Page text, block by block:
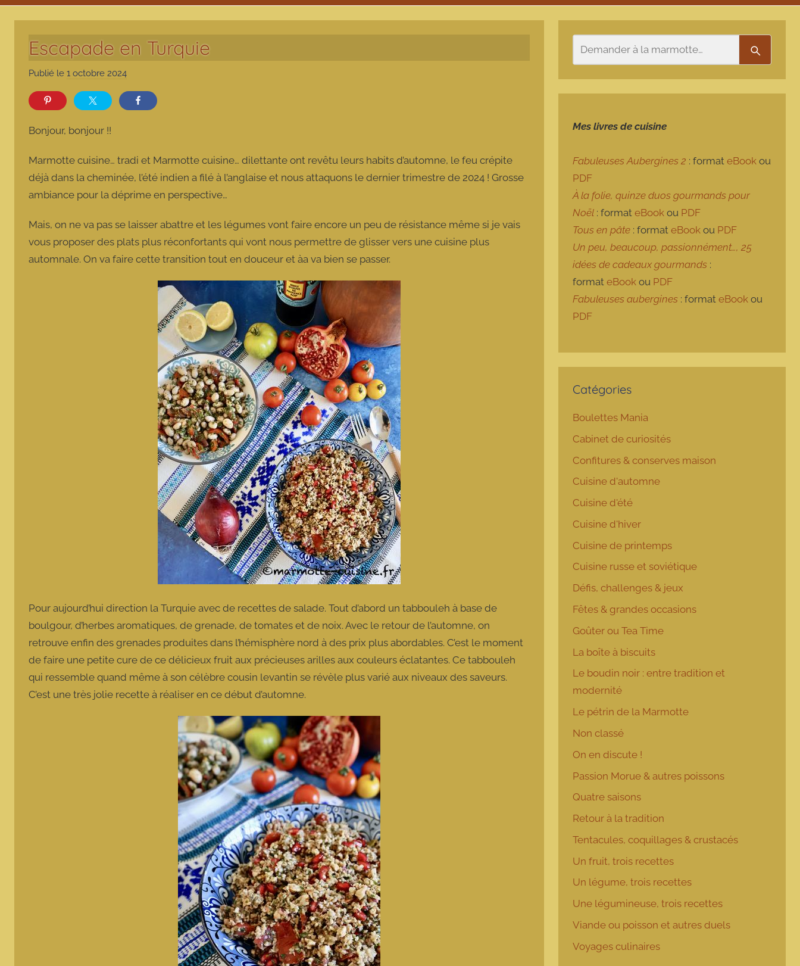
Escapade en Turquie
Publié le 1 octobre 2024
m
o
t
e
Bonjour, bonjour !!
Marmotte cuisine… tradi et Marmotte cuisine… dilettante ont revêtu leurs habits d’automne, le feu crépite
déjà dans la cheminée, l’été indien a filé à l’anglaise et nous attaquons le dernier trimestre de 2024 ! Grosse
ambiance pour la déprime en perspective…
Mais, on ne va pas se laisser abattre et les légumes vont faire encore un peu de résistance même si je vais
vous proposer des plats plus réconfortants qui vont nous permettre de glisser vers une cuisine plus
automnale. On va faire cette transition tout en douceur et àa va bien se passer.
Pour aujourd’hui direction la Turquie avec de recettes de salade. Tout d’abord un tabbouleh à base de
boulgour, d’herbes aromatiques, de grenade, de tomates et de noix. Avec le retour de l’automne, on
retrouve enfin des grenades produites dans l’hémisphère nord à des prix plus abordables. C’est le moment
de faire une petite cure de ce délicieux fruit aux précieuses arilles aux couleurs éclatantes. Ce tabbouleh
qui ressemble quand même à son célèbre cousin levantin se révèle plus varié aux niveaux des saveurs.
C’est une très jolie recette à réaliser en ce début d’automne.
Mes livres de cuisine
Fabuleuses Aubergines 2 : formateBook ou
PDF
À la folie, quinze duos gourmands pour
Noël : formateBook ou PDF
Tous en pâte : formateBook ou PDF
Un peu, beaucoup, passionnément…, 25
idées de cadeaux gourmands :
formateBook ou PDF
Fabuleuses aubergines : formateBook ou
PDF
Catégories
Boulettes Mania
Cabinet de curiosités
Confitures & conserves maison
Cuisine d'automne
Cuisine d'été
Cuisine d'hiver
Cuisine de printemps
Cuisine russe et soviétique
Défis, challenges & jeux
Fêtes & grandes occasions
Goûter ou Tea Time
La boîte à biscuits
Le boudin noir : entre tradition et
modernité
Le pétrin de la Marmotte
Non classé
On en discute !
Passion Morue & autres poissons
Quatre saisons
Retour à la tradition
Tentacules, coquillages & crustacés
Un fruit, trois recettes
Un légume, trois recettes
Une légumineuse, trois recettes
Viande ou poisson et autres duels
Voyages culinaires